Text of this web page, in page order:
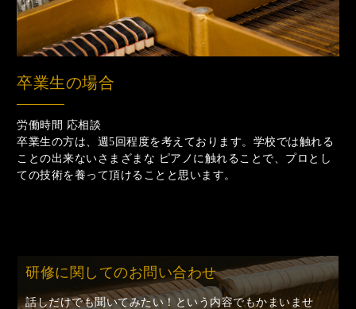
卒業生の場合
労働時間 応相談
卒業生の方は、週5回程度を考えております。学校では触れる
ことの出来ないさまざまな ピアノに触れることで、プロとし
ての技術を養って頂けることと思います。
研修に関してのお問い合わせ
話しだけでも聞いてみたい！という内容でもかまいませ